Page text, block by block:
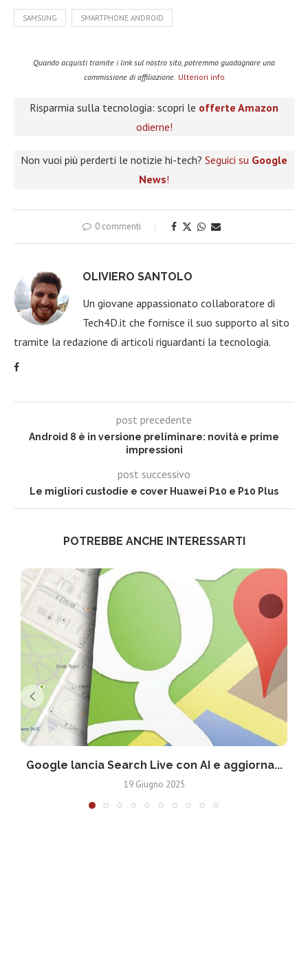
SAMSUNG SMARTPHONE ANDROID
Quando acquisti tramite i link sul nostro sito, potremmo guadagnare una
commissione di affiliazione. Ulteriori info
Risparmia sulla tecnologia: scopri le offerte Amazon
odierne!
Non vuoi più perderti le notizie hi-tech? Seguici su Google
News!
0 commenti
OLIVIERO SANTOLO
Un giovane appassionato collaboratore di
Tech4D.it che fornisce il suo supporto al sito
tramite la redazione di articoli riguardanti la tecnologia.
post precedente
Android 8 è in versione preliminare: novità e prime
impressioni
post successivo
Le migliori custodie e cover Huawei P10 e P10 Plus
POTREBBE ANCHE INTERESSARTI
Google lancia Search Live con AI e aggiorna...
19 Giugno 2025